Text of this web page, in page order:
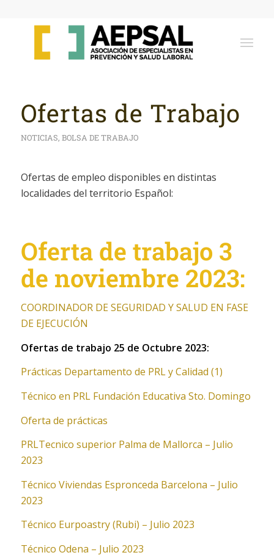
Ofertas de Trabajo
NOTICIAS, BOLSA DE TRABAJO
Ofertas de empleo disponibles en distintas
localidades del territorio Español:
Oferta de trabajo 3
de noviembre 2023:
COORDINADOR DE SEGURIDAD Y SALUD EN FASE
DE EJECUCIÓN
Ofertas de trabajo 25 de Octubre 2023:
Prácticas Departamento de PRL y Calidad (1)
Técnico en PRL Fundación Educativa Sto. Domingo
Oferta de prácticas
PRLTecnico superior Palma de Mallorca – Julio
2023
Técnico Viviendas Espronceda Barcelona – Julio
2023
Técnico Eurpoastry (Rubi) – Julio 2023
Técnico Odena – Julio 2023